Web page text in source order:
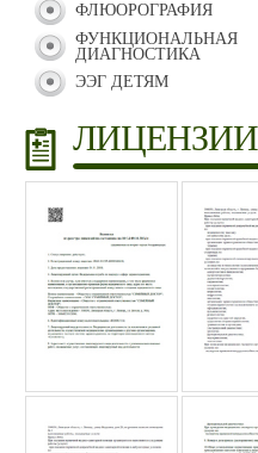
ФЛЮОРОГРАФИЯ
ФУНКЦИОНАЛЬНАЯ
ДИАГНОСТИКА
ЭЭГ ДЕТЯМ
ЛИЦЕНЗИИ